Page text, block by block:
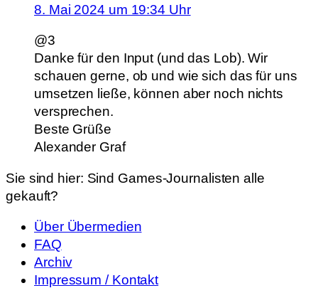
8. Mai 2024 um 19:34 Uhr
@3
Danke für den Input (und das Lob). Wir
schauen gerne, ob und wie sich das für uns
umsetzen ließe, können aber noch nichts
versprechen.
Beste Grüße
Alexander Graf
Sie sind hier: Sind Games-Journalisten alle
gekauft?
Über Übermedien
FAQ
Archiv
Impressum / Kontakt